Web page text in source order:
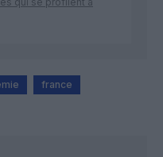
france